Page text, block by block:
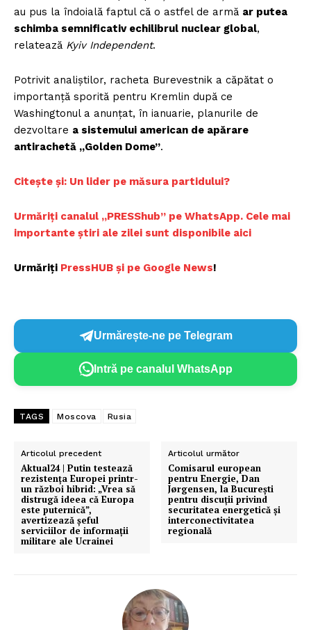
au pus la îndoială faptul că o astfel de armă ar putea
schimba semnificativ echilibrul nuclear global,
relatează Kyiv Independent.
Potrivit analiștilor, racheta Burevestnik a căpătat o
importanță sporită pentru Kremlin după ce
Washingtonul a anunțat, în ianuarie, planurile de
dezvoltare a sistemului american de apărare
antirachetă „Golden Dome”.
Citește și: Un lider pe măsura partidului?
Urmăriți canalul „PRESShub” pe WhatsApp. Cele mai
importante știri ale zilei sunt disponibile aici
Urmăriți PressHUB și pe Google News!
Urmărește-ne pe Telegram
Intră pe canalul WhatsApp
TAGS Moscova Rusia
Articolul precedent
Aktual24 | Putin testează
rezistența Europei printr-
un război hibrid: „Vrea să
distrugă ideea că Europa
este puternică”,
avertizează șeful
serviciilor de informații
militare ale Ucrainei
Articolul următor
Comisarul european
pentru Energie, Dan
Jørgensen, la București
pentru discuții privind
securitatea energetică și
interconectivitatea
regională